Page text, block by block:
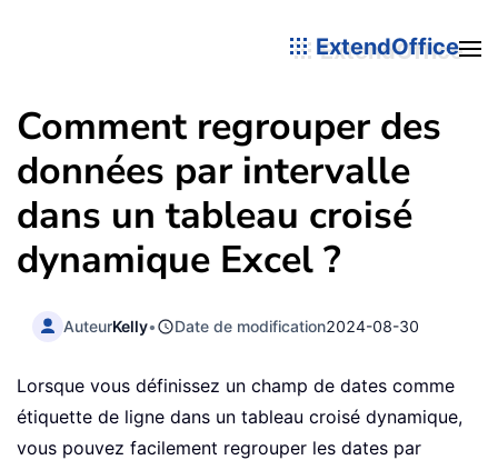
ExtendOffice
Comment regrouper des
données par intervalle
dans un tableau croisé
dynamique Excel ?
AuteurKelly• Date de modification2024-08-30
Lorsque vous définissez un champ de dates comme
étiquette de ligne dans un tableau croisé dynamique,
vous pouvez facilement regrouper les dates par